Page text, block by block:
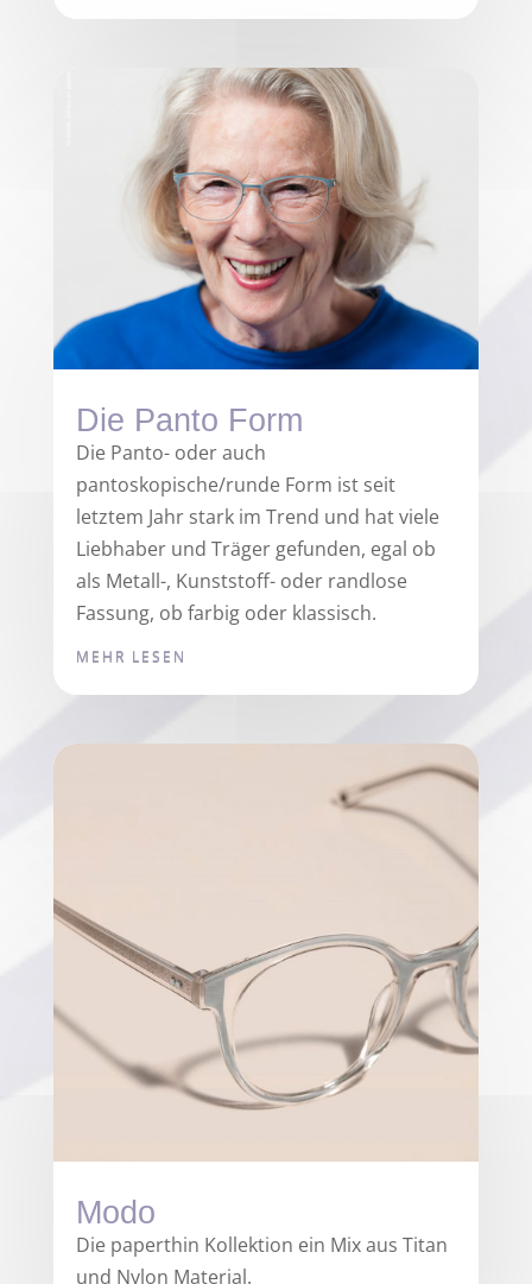
Die Panto Form
Die Panto- oder auch
pantoskopische/runde Form ist seit
letztem Jahr stark im Trend und hat viele
Liebhaber und Träger gefunden, egal ob
als Metall-, Kunststoff- oder randlose
Fassung, ob farbig oder klassisch.
MEHR LESEN
Modo
Die paperthin Kollektion ein Mix aus Titan
und Nylon Material.